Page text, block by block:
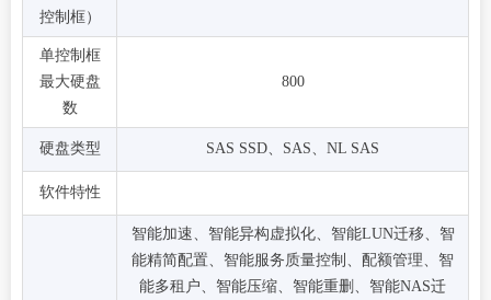
控制框）
单控制框
最大硬盘
数
800
硬盘类型 SAS SSD、SAS、NL SAS
软件特性
智能加速、智能异构虚拟化、智能LUN迁移、智
能精简配置、智能服务质量控制、配额管理、智
能多租户、智能压缩、智能重删、智能NAS迁